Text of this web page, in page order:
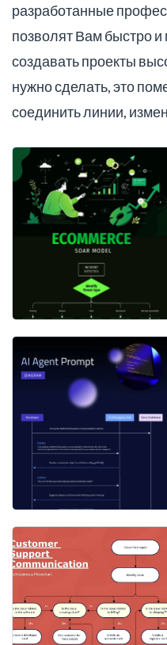
разработанные
позволят Вам быстро
создавать проекты
нужно сделать, это
соединить линии,